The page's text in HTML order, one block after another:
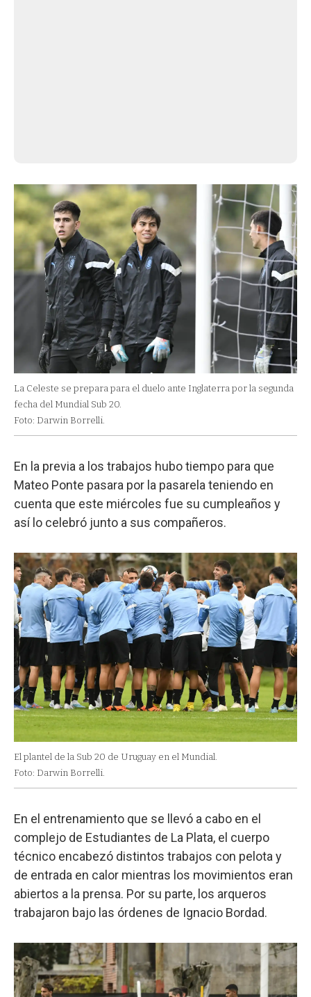
La Celeste se prepara para el duelo ante Inglaterra por la segunda
fecha del Mundial Sub 20.
Foto: Darwin Borrelli.
En la previa a los trabajos hubo tiempo para que
Mateo Ponte pasara por la pasarela teniendo en
cuenta que este miércoles fue su cumpleaños y
así lo celebró junto a sus compañeros.
El plantel de la Sub 20 de Uruguay en el Mundial.
Foto: Darwin Borrelli.
En el entrenamiento que se llevó a cabo en el
complejo de Estudiantes de La Plata, el cuerpo
técnico encabezó distintos trabajos con pelota y
de entrada en calor mientras los movimientos eran
abiertos a la prensa. Por su parte, los arqueros
trabajaron bajo las órdenes de Ignacio Bordad.